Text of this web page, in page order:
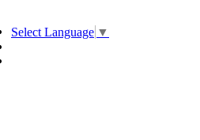
Select Language ▼